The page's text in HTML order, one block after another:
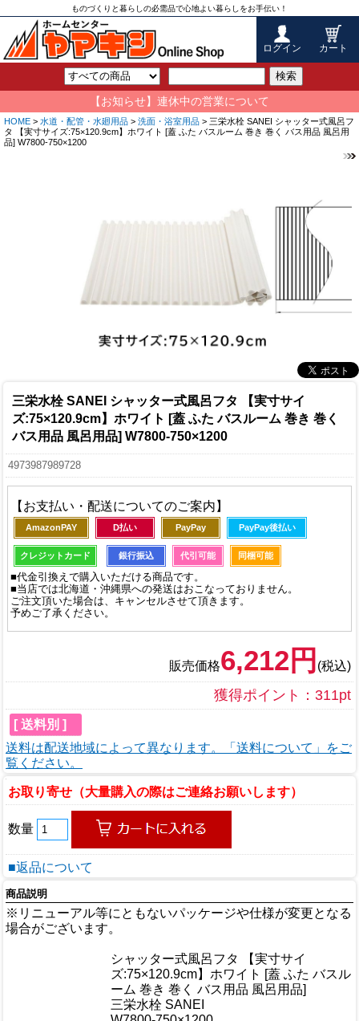
ものづくりと暮らしの必需品で心地よい暮らしをお手伝い！
ログイン カート
検索
【お知らせ】連休中の営業について
HOME > 水道・配管・水廻用品 > 洗面・浴室用品 > 三栄水栓 SANEI シャッター式風呂フ
タ 【実寸サイズ:75×120.9cm】ホワイト [蓋 ふた バスルーム 巻き 巻く バス用品 風呂用
品] W7800-750×1200
三栄水栓 SANEI シャッター式風呂フタ 【実寸サイ
ズ:75×120.9cm】ホワイト [蓋 ふた バスルーム 巻き 巻く
バス用品 風呂用品] W7800-750×1200
4973987989728
【お支払い・配送についてのご案内】
AmazonPAY D払い PayPay PayPay後払い
クレジットカード 銀行振込 代引可能 同梱可能
■代金引換えで購入いただける商品です。
■当店では北海道・沖縄県への発送はおこなっておりません。
ご注文頂いた場合は、キャンセルさせて頂きます。
予めご了承ください。
販売価格6,212円 (税込)
獲得ポイント：311pt
[ 送料別 ]
送料は配送地域によって異なります。「送料について」をご
覧ください。
お取り寄せ（大量購入の際はご連絡お願いします）
数量
■返品について
商品説明
※リニューアル等にともないパッケージや仕様が変更となる
場合がございます。
シャッター式風呂フタ 【実寸サイ
ズ:75×120.9cm】ホワイト [蓋 ふた バスル
ーム 巻き 巻く バス用品 風呂用品]
三栄水栓 SANEI